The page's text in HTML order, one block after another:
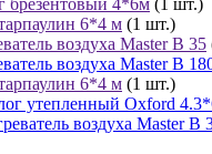
брезентовый 4*6м (1 шт.)
6*4 м (1 шт.)
воздуха Master B 35
воздуха Master B
6*4 м (1 шт.)
утепленный Oxford
воздуха Master B